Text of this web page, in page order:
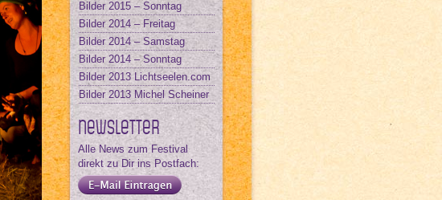
Bilder 2015 – Sonntag
Bilder 2014 – Freitag
Bilder 2014 – Samstag
Bilder 2014 – Sonntag
Bilder 2013 Lichtseelen.com
Bilder 2013 Michel Scheiner
Newsletter
Alle News zum Festival
direkt zu Dir ins Postfach: